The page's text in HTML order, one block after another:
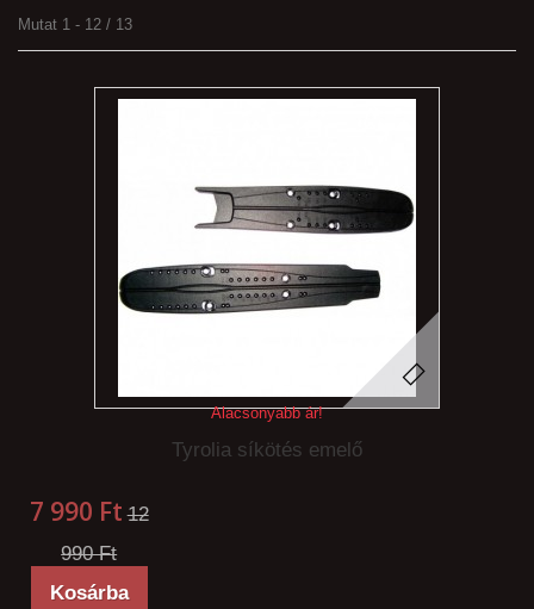
Mutat 1 - 12 / 13
Alacsonyabb ár!
Tyrolia síkötés emelő
7 990 Ft‎ 12
990 Ft‎
Kosárba